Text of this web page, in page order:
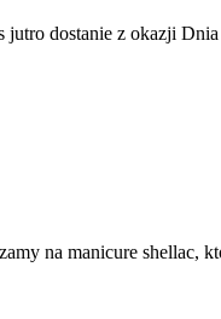
dostanie z okazji
na manicure shellac,